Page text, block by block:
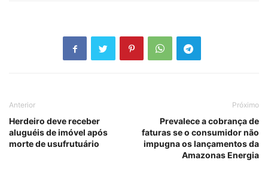
Anterior
Herdeiro deve receber
aluguéis de imóvel após
morte de usufrutuário
Próximo
Prevalece a cobrança de
faturas se o consumidor não
impugna os lançamentos da
Amazonas Energia